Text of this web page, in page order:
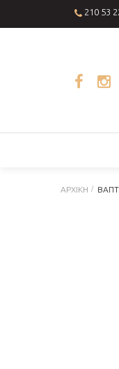
210 53
ΑΡΧΙΚΉ